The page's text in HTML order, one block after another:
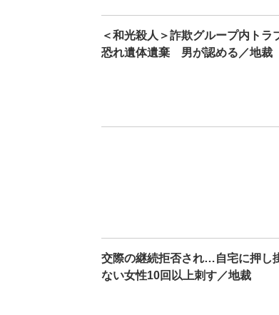
＜和光殺人＞詐欺グループ内ト
恐れ遺体遺棄 男が認める／地裁
交際の継続拒否され…自宅に押
ない女性10回以上刺す／地裁